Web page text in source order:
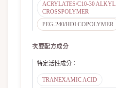
ACRYLATES/C10-30
CROSSPOLYMER
PEG-240/HDI COPOLYMER
次要配方成分
特定活性成分 ：
TRANEXAMIC ACID